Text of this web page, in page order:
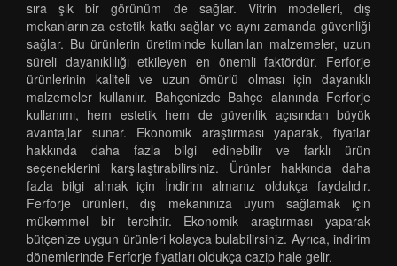
sıra şık bir görünüm de sağlar. Vitrin modelleri, dış
mekanlarınıza estetik katkı sağlar ve aynı zamanda güvenliği
sağlar. Bu ürünlerin üretiminde kullanılan malzemeler, uzun
süreli dayanıklılığı etkileyen en önemli faktördür. Ferforje
ürünlerinin kaliteli ve uzun ömürlü olması için dayanıklı
malzemeler kullanılır. Bahçenizde Bahçe alanında Ferforje
kullanımı, hem estetik hem de güvenlik açısından büyük
avantajlar sunar. Ekonomik araştırması yaparak, fiyatlar
hakkında daha fazla bilgi edinebilir ve farklı ürün
seçeneklerini karşılaştırabilirsiniz. Ürünler hakkında daha
fazla bilgi almak için İndirim almanız oldukça faydalıdır.
Ferforje ürünleri, dış mekanınıza uyum sağlamak için
mükemmel bir tercihtir. Ekonomik araştırması yaparak
bütçenize uygun ürünleri kolayca bulabilirsiniz. Ayrıca, indirim
dönemlerinde Ferforje fiyatları oldukça cazip hale gelir.